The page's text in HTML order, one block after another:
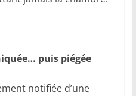
puis piégée
notifiée d’une